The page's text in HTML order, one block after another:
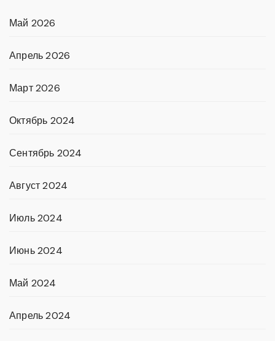
Май 2026
Апрель 2026
Март 2026
Октябрь 2024
Сентябрь 2024
Август 2024
Июль 2024
Июнь 2024
Май 2024
Апрель 2024